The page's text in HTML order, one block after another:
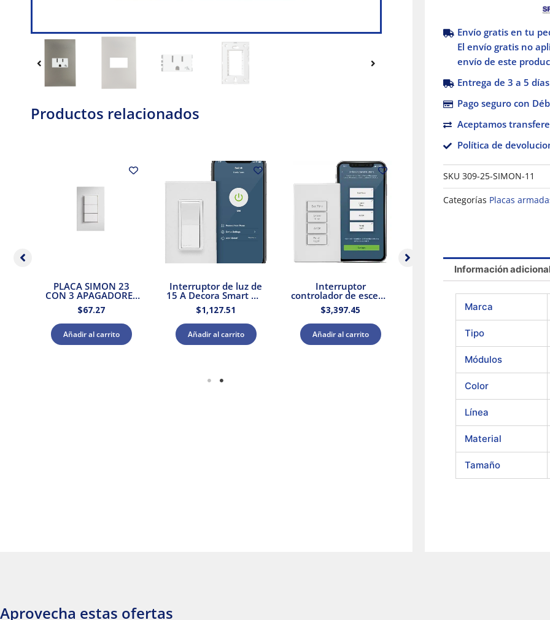
Productos relacionados
PLACA SIMON 23
CON 3 APAGADORES
2 VIAS BLANCO
$67.27
Añadir al carrito
Interruptor de luz de
15 A Decora Smart Wi-
Fi Leviton
$1,127.51
Añadir al carrito
Interruptor
controlador de escena
inteligente Decora,
Wi-Fi Leviton
$3,397.45
Añadir al carrito
Interruptores y
Contacto Stalo &
Kristalo Leviton
384.16
Añadir al carrito
Envío gratis en tu
El envío gratis no
envío de este
Entrega de 3 a 5 días
Pago seguro con
Aceptamos
Política de
SKU 309-25-SIMON-11
Categorías Placas
Información
Marca
Tipo
Módulos
Color
Línea
Material
Tamaño
Aprovecha estas ofertas